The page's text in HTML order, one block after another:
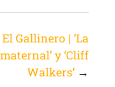
El Gallinero | ‘La
maternal’ y ‘Cliff
Walkers’ →